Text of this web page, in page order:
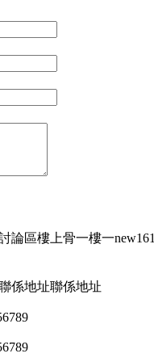
論區樓上骨一樓一new161
係地址聯係地址